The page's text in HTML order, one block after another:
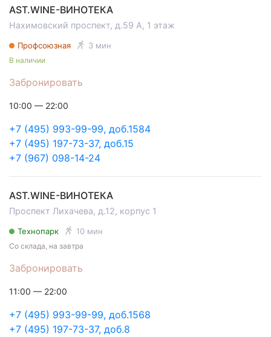
AST.WINE-ВИНОТЕКА
Нахимовский проспект, д.59 А, 1 этаж
Профсоюзная 3 мин
Забронировать
В наличии
+7 (495) 993-99-99, доб.1584
+7 (495) 197-73-37, доб.15
+7 (967) 098-14-24
10:00 — 22:00
AST.WINE-ВИНОТЕКА
Проспект Лихачева, д.12, корпус 1
Технопарк 10 мин
Забронировать
Со склада, на завтра
+7 (495) 993-99-99, доб.1568
+7 (495) 197-73-37, доб.8
11:00 — 22:00